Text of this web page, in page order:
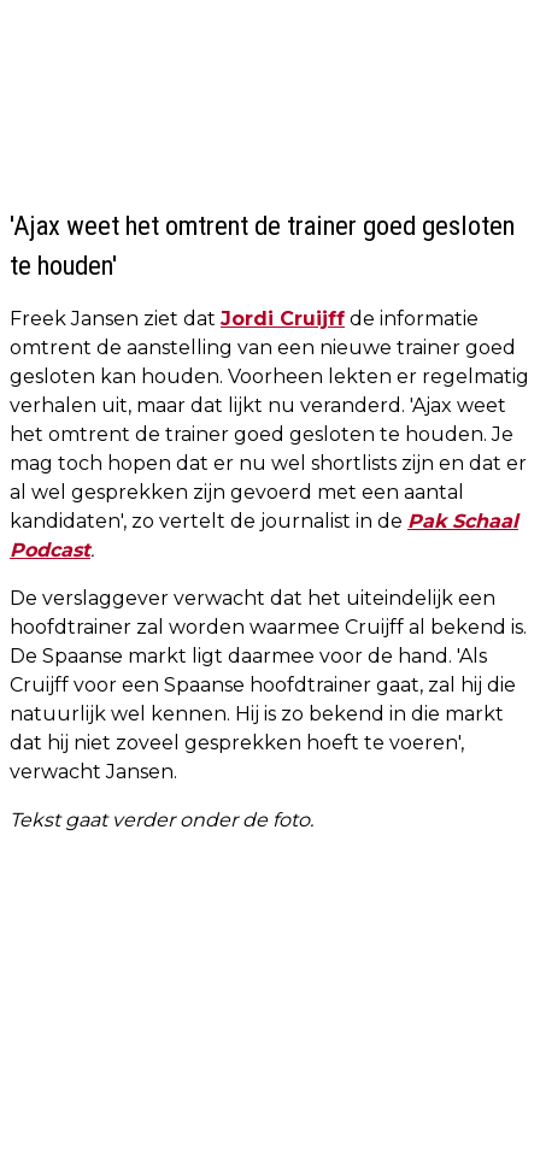
'Ajax weet het omtrent de trainer goed gesloten
te houden'
Freek Jansen ziet dat Jordi Cruijff de informatie
omtrent de aanstelling van een nieuwe trainer goed
gesloten kan houden. Voorheen lekten er regelmatig
verhalen uit, maar dat lijkt nu veranderd. 'Ajax weet
het omtrent de trainer goed gesloten te houden. Je
mag toch hopen dat er nu wel shortlists zijn en dat er
al wel gesprekken zijn gevoerd met een aantal
kandidaten', zo vertelt de journalist in de Pak Schaal
Podcast.
De verslaggever verwacht dat het uiteindelijk een
hoofdtrainer zal worden waarmee Cruijff al bekend is.
De Spaanse markt ligt daarmee voor de hand. 'Als
Cruijff voor een Spaanse hoofdtrainer gaat, zal hij die
natuurlijk wel kennen. Hij is zo bekend in die markt
dat hij niet zoveel gesprekken hoeft te voeren',
verwacht Jansen.
Tekst gaat verder onder de foto.